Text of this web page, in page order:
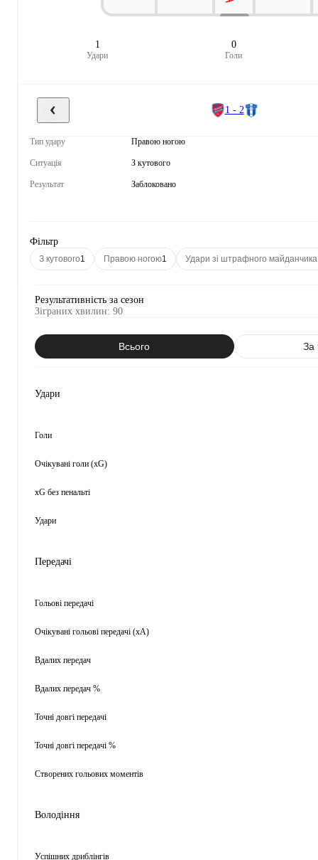
1
Удари
0
Голи
1 - 2
Тип удару Правою ногою
Ситуація З кутового
Результат Заблоковано
Фільтр
З кутового1 Правою ногою1 Удари зі штрафного майданчика
Результативність за сезон
Зіграних хвилин: 90
Всього За
Удари
Голи
Очікувані голи (xG)
xG без пенальті
Удари
Передачі
Гольові передачі
Очікувані гольові передачі (xA)
Вдалих передач
Вдалих передач %
Точні довгі передачі
Точні довгі передачі %
Створених гольових моментів
Володіння
Успішних дриблінгів